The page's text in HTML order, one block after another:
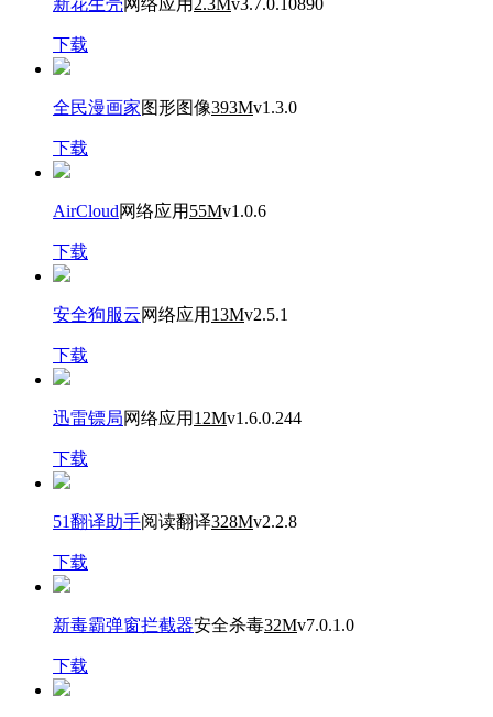
下载
全民漫画家图形图像393Mv1.3.0
下载
AirCloud网络应用 55Mv1.0.6
下载
安全狗服云网络应用 13Mv2.5.1
下载
迅雷镖局网络应用 12Mv1.6.0.244
下载
51翻译助手阅读翻译328Mv2.2.8
下载
新毒霸弹窗拦截器安全杀毒32Mv7.0.1.0
下载